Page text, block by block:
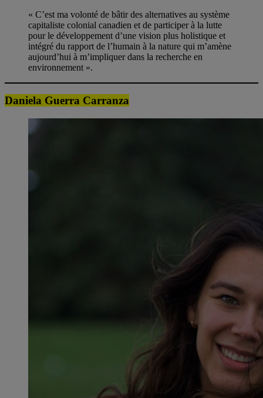
« C’est ma volonté de bâtir des alternatives au système
capitaliste colonial canadien et de participer à la lutte
pour le développement d’une vision plus holistique et
intégré du rapport de l’humain à la nature qui m’amène
aujourd’hui à m’impliquer dans la recherche en
environnement ».
Daniela Guerra Carranza